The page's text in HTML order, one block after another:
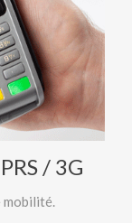
/ 3G
mobilité.